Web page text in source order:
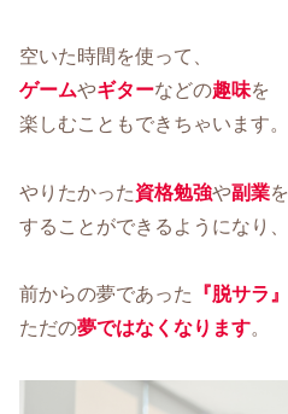
空いた時間を使って、
ゲームやギターなどの趣味を
楽しむこともできちゃいます。
やりたかった資格勉強や副業を
することができるようになり、
前からの夢であった 『脱サラ』
ただの夢ではなくなります。